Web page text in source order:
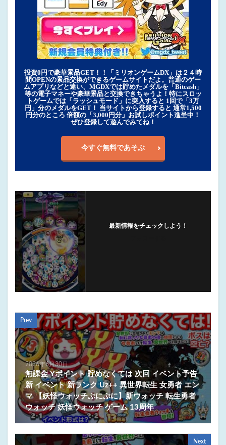
投資0円で豪華景品GET！！「ミリオンゲームDX」は２４時
間OPENの景品交換ができるゲームサイトだよ。普通のゲー
ムアプリなどと違い、MGDXでは貯めたメダルを「Bitcash」
等の電子マネーや豪華景品と交換できちゃうよ！特にスロッ
トゲームでは「ラッシュモード」に突入すると 1回で「3万
円」分のメダルをGET！ 当サイトから登録すると 通常1,500
円分のところ 倍額の「3,000円分」お試しポイント進呈中！
ぜひ登録して遊んでみてね！
今すぐ無料であそぶ
最新情報をチェックしよう！
Prev
2026年6月30日
無課金 Yポイント 貯めなくては 次回 イベント予告
新 イベント 新ランク Uz++ 異世界転生 女勇者 エン
マ 【妖怪ウォッチぷにぷに】新ウォッチ 転生勇者
ウォッチ 妖怪ウォッチ ゲーム 13周年
Next